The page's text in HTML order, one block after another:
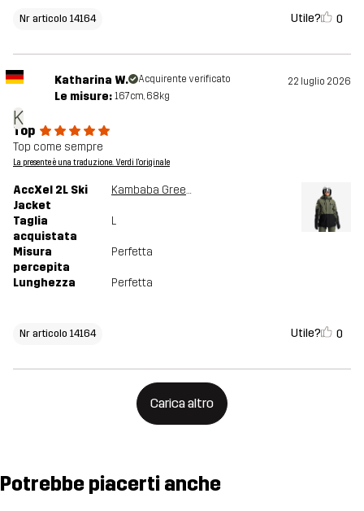
Nr articolo 14164 Utile? 0
K
Katharina W. Acquirente verificato 22 luglio 2026
Le misure: 167cm, 68kg
Top
Top come sempre
La presente è una traduzione. Verdi l'originale
AccXel 2L Ski
Jacket
Kambaba Green/Black
Taglia
acquistata
L
Misura
percepita
Perfetta
Lunghezza Perfetta
Nr articolo 14164 Utile? 0
Carica altro
Potrebbe piacerti anche